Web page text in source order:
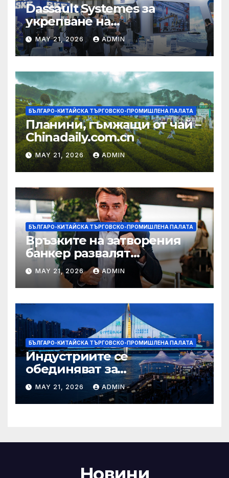
Dassault Systemes за
укрепване на
изграждането на AI
екосистема в Китай
MAY 21, 2026 ADMIN
БЪЛГАРО-КИТАЙСКА ТЪРГОВСКО-ПРОМИШЛЕНА ПАЛАТА
Планини, гъмжащи от чай –
Chinadaily.com.cn
MAY 21, 2026 ADMIN
БЪЛГАРО-КИТАЙСКА ТЪРГОВСКО-ПРОМИШЛЕНА ПАЛАТА
Връзките на затворения
банкер развалят
надеждите на Флавио
Болсонаро за президент на
Бразилия
MAY 21, 2026 ADMIN
БЪЛГАРО-КИТАЙСКА ТЪРГОВСКО-ПРОМИШЛЕНА ПАЛАТА
Индустриите се
обединяват за
висококачествен растеж на
културния и
туристическия сектор
MAY 21, 2026 ADMIN